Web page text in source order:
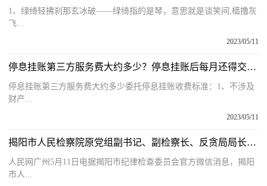
1、绿绮轻拂刹那玄冰破——绿绮指的是琴，意思就是谈笑间,樯撸灰
飞...
2023/05/11
停息挂账第三方服务费大约多少？停息挂账后每月还得交多少？ 动态
停息挂账第三方服务费大约多少委托停息挂账收费标准：1、不涉及
财产...
2023/05/11
揭阳市人民检察院原党组副书记、副检察长、反贪局局长彭锦清接受纪律审查和监察调查_世界快消息
人民网广州5月11日电据揭阳市纪律检查委员会官方微信消息，揭阳
市人...